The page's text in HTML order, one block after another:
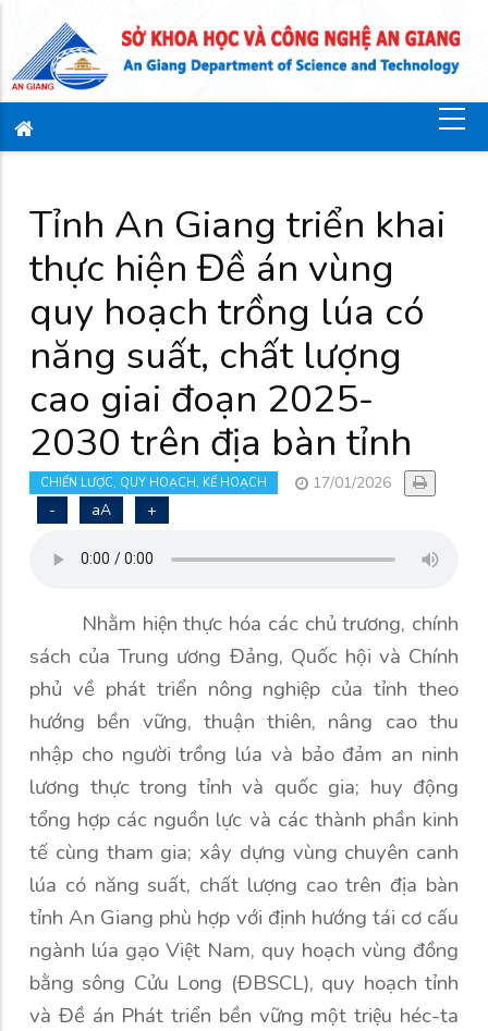
Tỉnh An Giang triển khai
thực hiện Đề án vùng
quy hoạch trồng lúa có
năng suất, chất lượng
cao giai đoạn 2025-
2030 trên địa bàn tỉnh
CHIẾN LƯỢC, QUY HOẠCH, KẾ HOẠCH
17/01/2026
-
aA +
Nhằm hiện thực hóa các chủ trương, chính
sách của Trung ương Đảng, Quốc hội và Chính
phủ về phát triển nông nghiệp của tỉnh theo
hướng bền vững, thuận thiên, nâng cao thu
nhập cho người trồng lúa và bảo đảm an ninh
lương thực trong tỉnh và quốc gia; huy động
tổng hợp các nguồn lực và các thành phần kinh
tế cùng tham gia; xây dựng vùng chuyên canh
lúa có năng suất, chất lượng cao trên địa bàn
tỉnh An Giang phù hợp với định hướng tái cơ cấu
ngành lúa gạo Việt Nam, quy hoạch vùng đồng
bằng sông Cửu Long (ĐBSCL), quy hoạch tỉnh
và Đề án Phát triển bền vững một triệu héc-ta